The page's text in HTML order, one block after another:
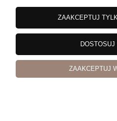
PŁATNOŚCI I
O
ZAAKCEPTUJ
DOSTOSUJ
ZAAKCEPTUJ